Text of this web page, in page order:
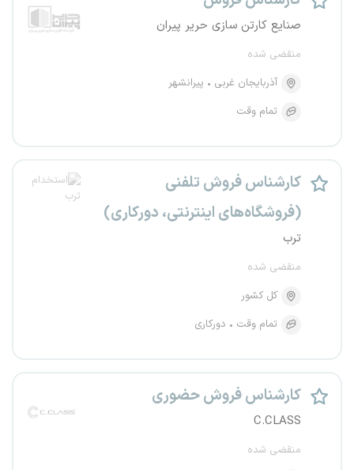
صنایع کارتن سازی حریر پیران
منقضی شده
آذربایجان غربی
پیرانشهر
تمام وقت
کارشناس فروش تلفنی
(فروشگاه‌های اینترنتی، دورکاری)
ترب
منقضی شده
کل کشور
تمام وقت
دورکاری
کارشناس فروش حضوری
C.CLASS
منقضی شده